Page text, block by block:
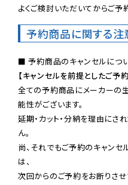
よくご検討いただいてからご予
予約商品に関する注
【キャンセルを前提としたご予
全ての予約商品にメーカーの
能性がございます。
延期・カット・分納を理由にさ
ん。
尚、それでもご予約のキャン
は、
次回からのご予約をお断りさせ